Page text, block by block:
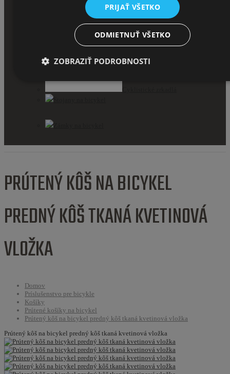
PRÚTENÝ KÔŠ NA BICYKEL
PREDNÝ KÔŠ TKANÁ KVETINOVÁ
VLOŽKA
Domov
Príslušenstvo pre bicykle
Košíky
Prútené košíky na bicykel
Prútený kôš na bicykel predný kôš tkaná kvetinová vložka
Prútený kôš na bicykel predný kôš tkaná kvetinová vložka
PRIJAŤ VŠETKO
ODMIETNUŤ VŠETKO
ZOBRAZIŤ PODROBNOSTI